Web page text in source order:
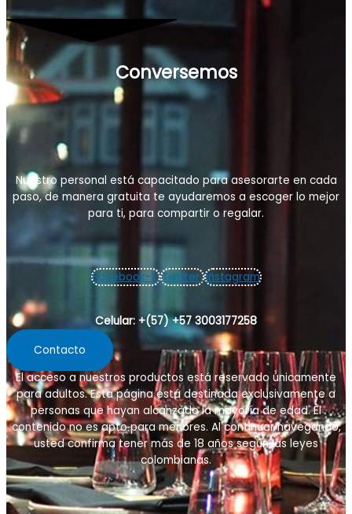
Conversemos
Nuestro personal está capacitado para asesorarte en cada
paso, de manera gratuita te ayudaremos a escoger lo mejor
para ti, para compartir o regalar.
Facebook-f Twitter Instagram
Celular: +(57) +57 3003177258
Contacto
El acceso a nuestros productos está reservado únicamente
para adultos. Esta página está destinada exclusivamente a
personas que hayan alcanzado la mayoría de edad. El
contenido no es apto para menores. Al continuar navegando,
usted confirma tener más de 18 añossegún las leyes
colombianas.